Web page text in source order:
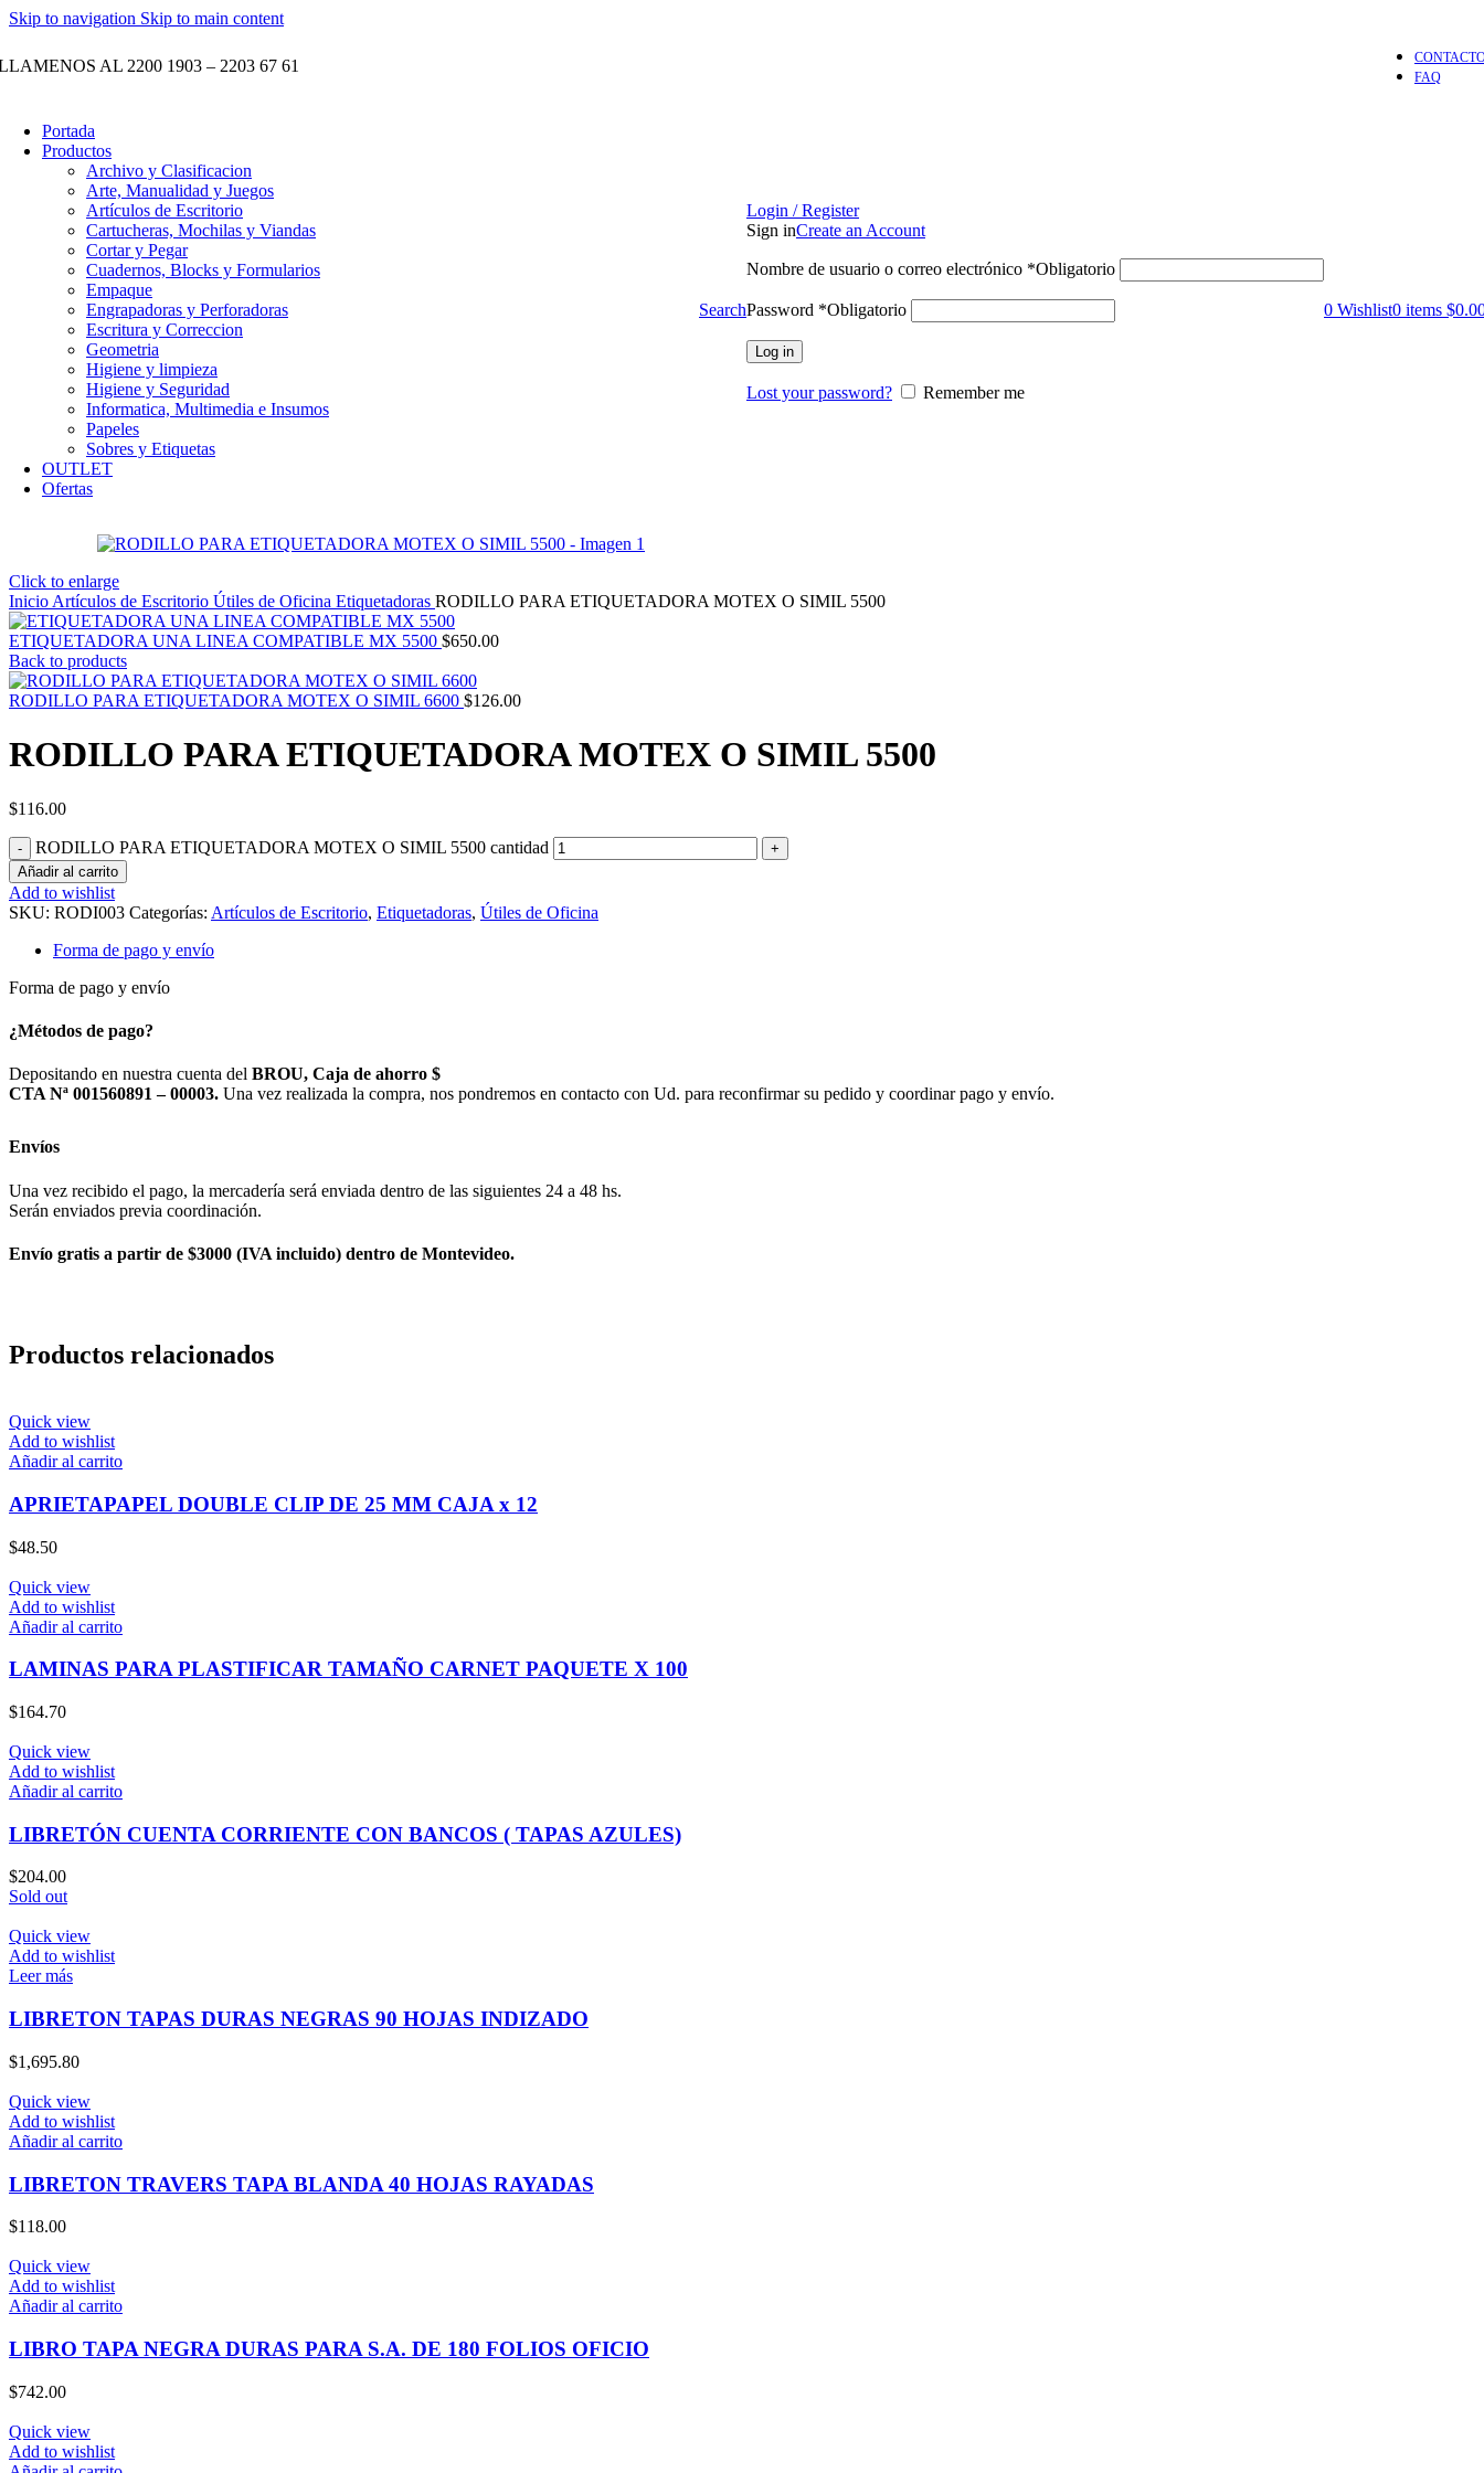
Skip to navigation Skip to main content
AL 2200 1903 – 2203 67 61
FAQ
Portada
Productos
Archivo y Clasificacion
Arte, Manualidad y Juegos
Artículos de Escritorio
Cartucheras, Mochilas y Viandas
Cortar y Pegar
Cuadernos, Blocks y Formularios
Empaque
Engrapadoras y Perforadoras
Escritura y Correccion
Geometria
Higiene y limpieza
Higiene y Seguridad
Informatica, Multimedia e Insumos
Papeles
Sobres y Etiquetas
OUTLET
Ofertas
Search
Login / Register
Sign inCreate an Account
Nombre de usuario o correo electrónico *Obligatorio
Password *Obligatorio
Log in
Lost your password? Remember me
0 Wishlist0 items $
Click to enlarge
Inicio Artículos de Escritorio Útiles de Oficina Etiquetadoras RODILLO PARA ETIQUETADORA MOTEX O SIMIL 5500
ETIQUETADORA UNA LINEA COMPATIBLE MX 5500 $650.00
Back to products
RODILLO PARA ETIQUETADORA MOTEX O SIMIL 6600 $126.00
RODILLO PARA ETIQUETADORA MOTEX O SIMIL 5500
$116.00
RODILLO PARA ETIQUETADORA MOTEX O SIMIL 5500 cantidad
Añadir al carrito
Add to wishlist
SKU: RODI003 Categorías: Artículos de Escritorio, Etiquetadoras, Útiles de Oficina
Forma de pago y envío
Forma de pago y envío
¿Métodos de pago?
Depositando en nuestra cuenta del BROU, Caja de ahorro $
CTA Nª 001560891 – 00003. Una vez realizada la compra, nos pondremos en contacto con Ud. para reconfirmar su pedido y coordinar pago y envío.
Envíos
Una vez recibido el pago, la mercadería será enviada dentro de las siguientes 24 a 48 hs.
Serán enviados previa coordinación.
Envío gratis a partir de $3000 (IVA incluido) dentro de Montevideo.
Productos relacionados
Quick view
Add to wishlist
Añadir al carrito
APRIETAPAPEL DOUBLE CLIP DE 25 MM CAJA x 12
$48.50
Quick view
Add to wishlist
Añadir al carrito
LAMINAS PARA PLASTIFICAR TAMAÑO CARNET PAQUETE X 100
$164.70
Quick view
Add to wishlist
Añadir al carrito
LIBRETÓN CUENTA CORRIENTE CON BANCOS ( TAPAS AZULES)
$204.00
Sold out
Quick view
Add to wishlist
Leer más
LIBRETON TAPAS DURAS NEGRAS 90 HOJAS INDIZADO
$1,695.80
Quick view
Add to wishlist
Añadir al carrito
LIBRETON TRAVERS TAPA BLANDA 40 HOJAS RAYADAS
$118.00
Quick view
Add to wishlist
Añadir al carrito
LIBRO TAPA NEGRA DURAS PARA S.A. DE 180 FOLIOS OFICIO
$742.00
Quick view
Add to wishlist